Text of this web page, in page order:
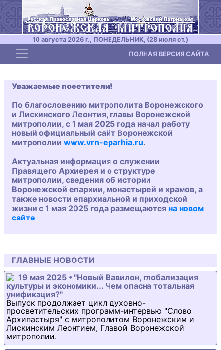
10 августа 2026 г., ПОНЕДЕЛЬНИК, (28 июля ст.)
Toggle navigation ПОЛНАЯ ВЕРСИЯ САЙТА
Уважаемые посетители!
По благословению митрополита Воронежского
и Лискинского Леонтия, главы Воронежской
митрополии, с 1 мая 2025 года начал работу
новый официальный сайт Воронежской
митрополии www.vrn-eparhia.ru.
Актуальная информация о служении
Правящего Архиерея и о структуре
митрополии, сведения об истории
Воронежской епархии, монастырей и храмов, а
также новости епархиальной и приходской
жизни с 1 мая 2025 года размещаются на новом
сайте
ГЛАВНЫЕ НОВОСТИ
19 мая 2025 • "Новый Вавилон, глобализация
культуры и экономики... Чем опасна тотальная
унификация?"
Выпуск продолжает цикл духовно-
просветительских программ-интервью "Слово
Архипастыря" с митрополитом Воронежским и
Лискинским Леонтием, Главой Воронежской
митрополии.